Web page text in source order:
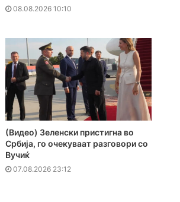
08.08.2026 10:10
(Видео) Зеленски пристигна во
Србија, го очекуваат разговори со
Вучиќ
07.08.2026 23:12